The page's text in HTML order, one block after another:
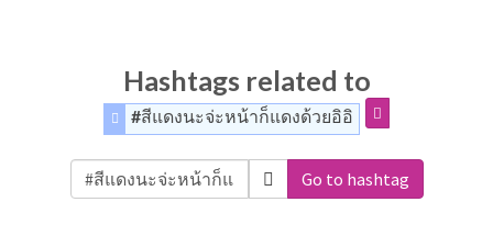
Hashtags related to
#สีแดงนะจ่ะหน้าก็แดงด้วยอิอิ
Go to hashtag